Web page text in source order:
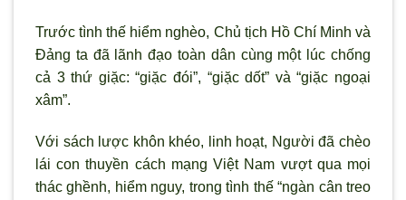
Trước tình thế hiểm nghèo, Chủ tịch Hồ Chí Minh và
Đảng ta đã lãnh đạo toàn dân cùng một lúc chống
cả 3 thứ giặc: “giặc đói”, “giặc dốt” và “giặc ngoại
xâm”.
Với sách l ược khôn khéo, linh hoạt, Người đã chèo
lái con thuyền cách mạng Việt Nam vượt qua mọi
thác ghềnh, hiểm nguy, trong tình thế “ngàn cân treo